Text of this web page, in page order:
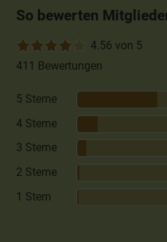
So bewerten
4.56 von 5
411 Bewertungen
5 Sterne
4 Sterne
3 Sterne
2 Sterne
1 Stern